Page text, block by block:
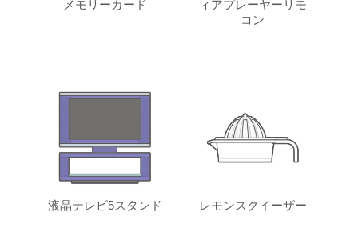
メモリーカード
ィアプレーヤーリモ
コン
液晶テレビ5スタンド レモンスクイーザー